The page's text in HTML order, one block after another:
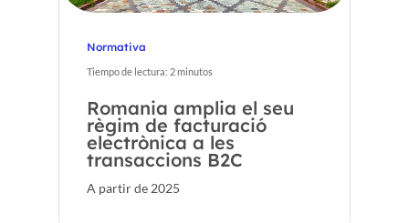
Normativa
Tiempo de lectura: 2minutos
Romania amplia el seu
règim de facturació
electrònica a les
transaccions B2C
A partir de 2025
ES